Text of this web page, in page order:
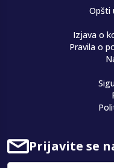
Opšti
Izjava o
Pravila o
Prijavite se